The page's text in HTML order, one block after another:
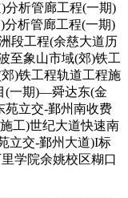
分析管廊工程(一期)
分析管廊工程(一期)
段工程(余慈大道历
至象山市域(郊)铁工
)铁工程轨道工程施
(一期)—舜达东(金
苑立交-鄞州南收费
工)世纪大道快速南
立交-鄞州大道)I标
学院余姚校区糊口